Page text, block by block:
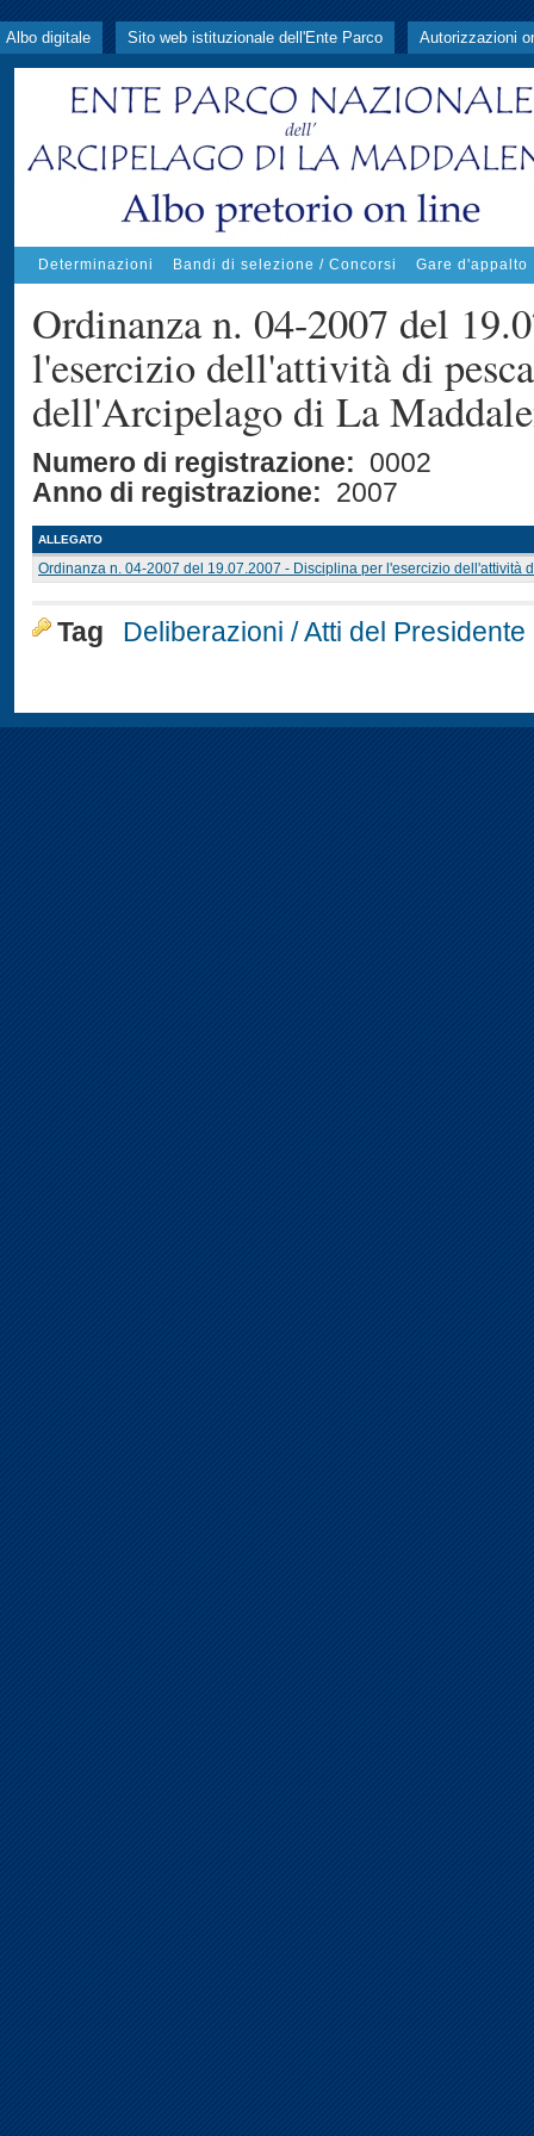
Albo digitale Sito web istituzionale dell'Ente Parco Autorizzazioni
Determinazioni Bandi di selezione / Concorsi Gare d'appalto
Ordinanza n. 04-2007 del
l'esercizio dell'attività di
dell'Arcipelago di La
Numero di registrazione: 0002
Anno di registrazione: 2007
ALLEGATO
Ordinanza n. 04-2007 del 19.07.2007 - Disciplina per l'esercizio dell'attività
Tag Deliberazioni / Atti del Presidente